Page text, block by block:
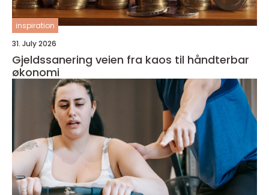
inspiration
31. July 2026
Gjeldssanering veien fra kaos til håndterbar
økonomi